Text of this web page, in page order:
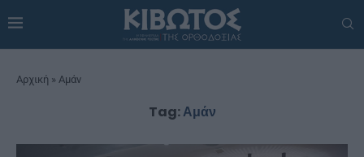
Αρχική » Αμάν
Tag:Αμάν